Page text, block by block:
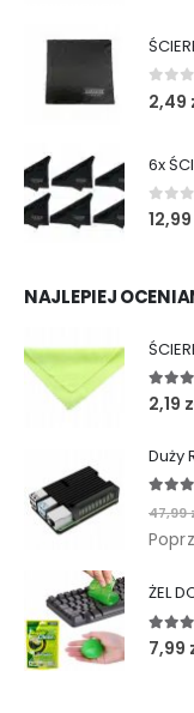
0
2,49
0
12,99
NAJLEPIEJ
5.00
2,19
Duży
47,99
ŻEL
5.00
7,99